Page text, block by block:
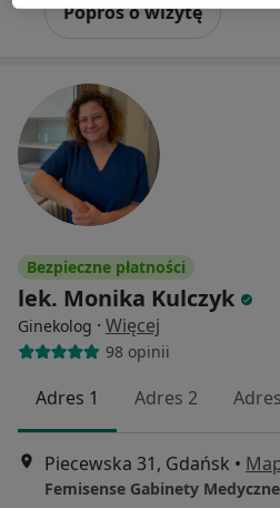
Poproś o wizytę
Bezpieczne płatności
lek. Monika Kulczyk
Ginekolog · Więcej
98 opinii
Adres 1 Adres 2
Piecewska 31, Gdańsk •
Femisense Gabinety Medyczne